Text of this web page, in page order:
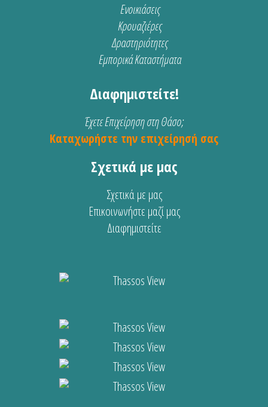
Ενοικιάσεις
Κρουαζιέρες
Δραστηριότητες
Εμπορικά Καταστήματα
Διαφημιστείτε!
Έχετε Επιχείρηση στη Θάσο;
Καταχωρήστε την επιχείρησή σας
Σχετικά με μας
Σχετικά με μας
Επικοινωνήστε μαζί μας
Διαφημιστείτε